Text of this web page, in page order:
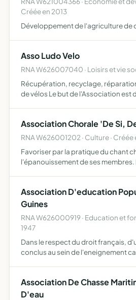
Créée en 2013
Développement de l'agriculture de
Asso Ludo Velo
RNA W626007040 · Loisirs et vie
Récupération, recyclage,
de vélos Le but de l'Association est
petit…
Association Chorale 'De Si,
RNA W626001202 · Culture ·
Favoriser par la pratique du chant
l'épanouissement de ses
Association D'education
Guines
RNA W626000919 · Education et
1947
Dans le respect du droit français,
conclus au sein de l'eneignement
Association De Chasse
D'eau